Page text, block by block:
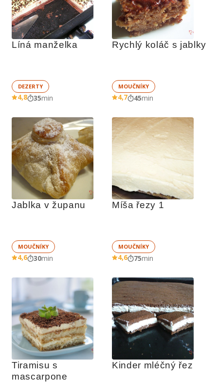
Líná manželka
DEZERTY
4,8 35min
Rychlý koláč s jablky
MOUČNÍKY
4,7 45min
Jablka v županu
MOUČNÍKY
4,6 30min
Míša řezy 1
MOUČNÍKY
4,6 75min
Tiramisu s
mascarpone
Kinder mléčný řez